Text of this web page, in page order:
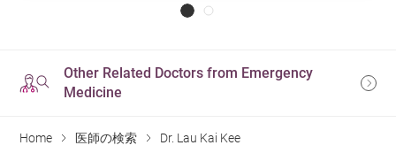
Other Related Doctors from Emergency
Medicine
Home 医師の検索 Dr. Lau Kai Kee